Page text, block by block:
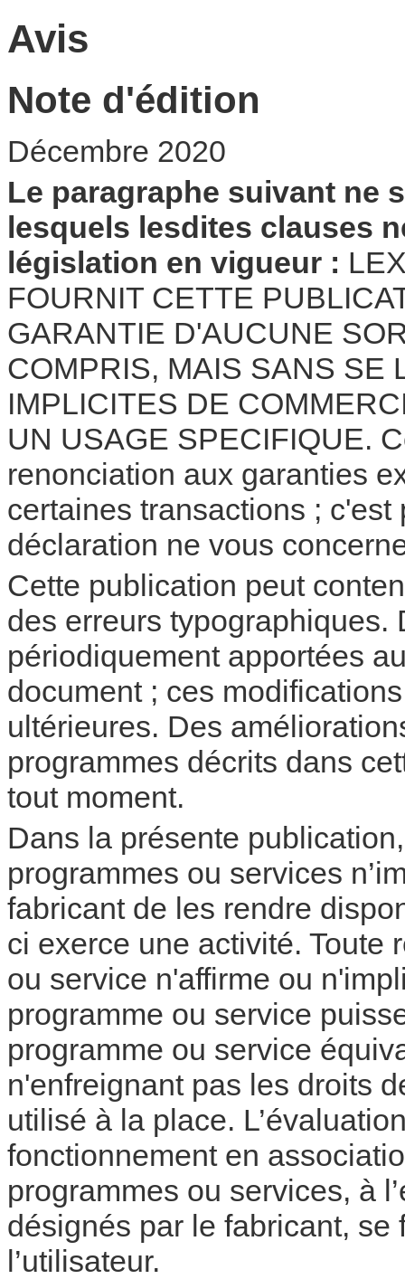
Avis
Note d'édition
Décembre 2020
Le paragraphe suivant ne
lesquels lesdites clauses
législation en vigueur :
FOURNIT CETTE
GARANTIE D'AUCUNE
COMPRIS, MAIS SANS SE
IMPLICITES DE
UN USAGE SPECIFIQUE.
renonciation aux garanties
certaines transactions ;
déclaration ne vous
Cette publication peut
des erreurs typographiques.
périodiquement apportées
document ; ces
ultérieures. Des
programmes décrits dans
tout moment.
Dans la présente
programmes ou services
fabricant de les rendre
ci exerce une activité. Toute
ou service n'affirme ou
programme ou service
programme ou service
n'enfreignant pas les droits
utilisé à la place.
fonctionnement en
programmes ou services, à
désignés par le fabricant,
l’utilisateur.